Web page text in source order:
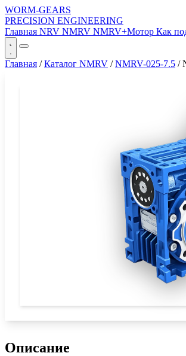
WORM-GEARS
PRECISION ENGINEERING
Главная NRV NMRV NMRV+Мотор Как
Главная / Каталог NMRV / NMRV-025-7.5 /
Описание